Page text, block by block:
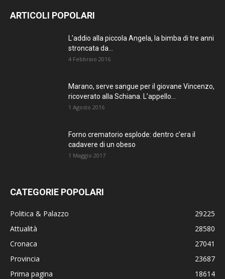
ARTICOLI POPOLARI
L’addio alla piccola Angela, la bimba di tre anni
stroncata da...
4 Febbraio 2016
Marano, serve sangue per il giovane Vincenzo,
ricoverato alla Schiana. L’appello...
1 Agosto 2016
Forno crematorio esplode: dentro c’era il
cadavere di un obeso
1 Maggio 2017
CATEGORIE POPOLARI
Politica & Palazzo
29225
Attualità
28580
Cronaca
27041
Provincia
23687
Prima pagina
18614
AGGIORNATO.
METTI UN
MI PIACE!
TERRANOSTRA NEWS